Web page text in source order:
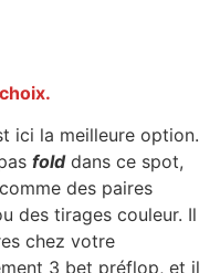
ici la meilleure option.
folddans ce spot,
des paires
des tirages couleur. Il
chez votre
3 bet préflop, et il